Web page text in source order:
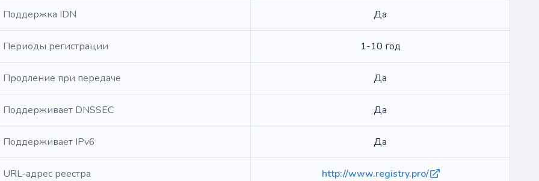
Поддержка IDN Да
Периоды регистрации 1-10 год
Продление при передаче Да
Поддерживает DNSSEC Да
Поддерживает IPv6 Да
URL-адрес реестра http://www.registry.pro/